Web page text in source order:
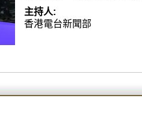
主持人:
香港電台新聞部